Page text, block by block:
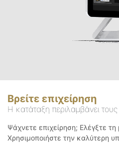
Βρείτε επιχείρηση
Η κατάταξη περιλαμβάνει
Ψάχνετε επιχείρηση; Ελέγξτε
Χρησιμοποιήστε την καλύτερη